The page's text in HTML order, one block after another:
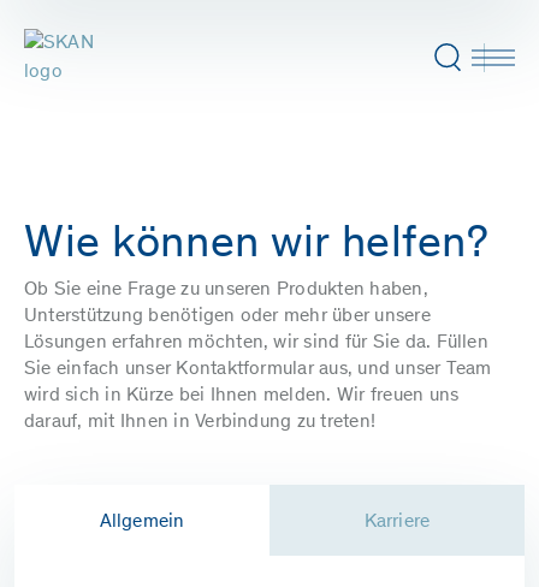
Wie können wir helfen?
Ob Sie eine Frage zu unseren Produkten haben,
Unterstützung benötigen oder mehr über unsere
Lösungen erfahren möchten, wir sind für Sie da. Füllen
Sie einfach unser Kontaktformular aus, und unser Team
wird sich in Kürze bei Ihnen melden. Wir freuen uns
darauf, mit Ihnen in Verbindung zu treten!
Allgemein Karriere